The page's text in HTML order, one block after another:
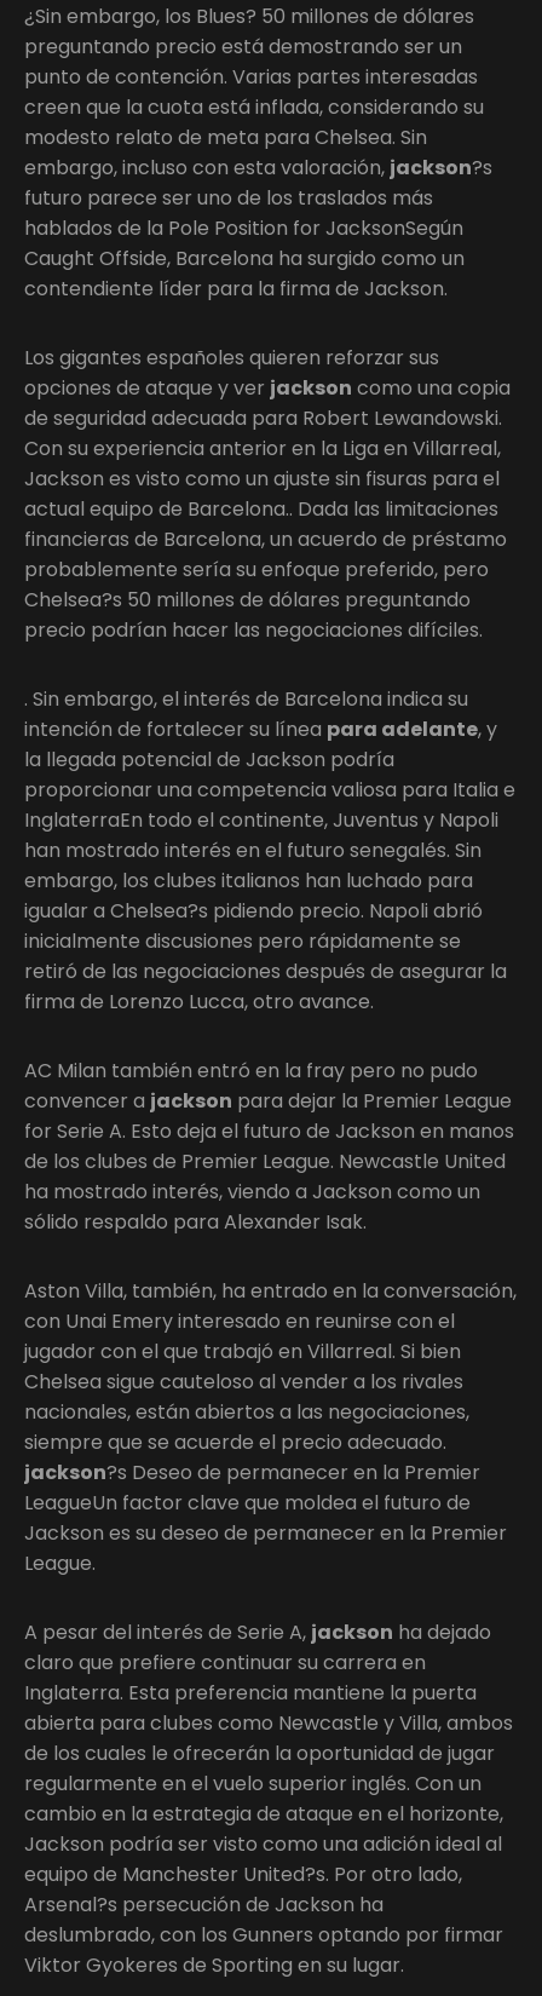
¿Sin embargo, los Blues? 50 millones de dólares
preguntando precio está demostrando ser un
punto de contención. Varias partes interesadas
creen que la cuota está inflada, considerando su
modesto relato de meta para Chelsea. Sin
embargo, incluso con esta valoración, jackson?s
futuro parece ser uno de los traslados más
hablados de la Pole Position for JacksonSegún
Caught Offside, Barcelona ha surgido como un
contendiente líder para la firma de Jackson.
Los gigantes españoles quieren reforzar sus
opciones de ataque y ver jackson como una copia
de seguridad adecuada para Robert Lewandowski.
Con su experiencia anterior en la Liga en Villarreal,
Jackson es visto como un ajuste sin fisuras para el
actual equipo de Barcelona.. Dada las limitaciones
financieras de Barcelona, un acuerdo de préstamo
probablemente sería su enfoque preferido, pero
Chelsea?s 50 millones de dólares preguntando
precio podrían hacer las negociaciones difíciles.
. Sin embargo, el interés de Barcelona indica su
intención de fortalecer su línea para adelante, y
la llegada potencial de Jackson podría
proporcionar una competencia valiosa para Italia e
InglaterraEn todo el continente, Juventus y Napoli
han mostrado interés en el futuro senegalés. Sin
embargo, los clubes italianos han luchado para
igualar a Chelsea?s pidiendo precio. Napoli abrió
inicialmente discusiones pero rápidamente se
retiró de las negociaciones después de asegurar la
firma de Lorenzo Lucca, otro avance.
AC Milan también entró en la fray pero no pudo
convencer a jackson para dejar la Premier League
for Serie A. Esto deja el futuro de Jackson en manos
de los clubes de Premier League. Newcastle United
ha mostrado interés, viendo a Jackson como un
sólido respaldo para Alexander Isak.
Aston Villa, también, ha entrado en la conversación,
con Unai Emery interesado en reunirse con el
jugador con el que trabajó en Villarreal. Si bien
Chelsea sigue cauteloso al vender a los rivales
nacionales, están abiertos a las negociaciones,
siempre que se acuerde el precio adecuado.
jackson?s Deseo de permanecer en la Premier
LeagueUn factor clave que moldea el futuro de
Jackson es su deseo de permanecer en la Premier
League.
A pesar del interés de Serie A, jackson ha dejado
claro que prefiere continuar su carrera en
Inglaterra. Esta preferencia mantiene la puerta
abierta para clubes como Newcastle y Villa, ambos
de los cuales le ofrecerán la oportunidad de jugar
regularmente en el vuelo superior inglés. Con un
cambio en la estrategia de ataque en el horizonte,
Jackson podría ser visto como una adición ideal al
equipo de Manchester United?s. Por otro lado,
Arsenal?s persecución de Jackson ha
deslumbrado, con los Gunners optando por firmar
Viktor Gyokeres de Sporting en su lugar.